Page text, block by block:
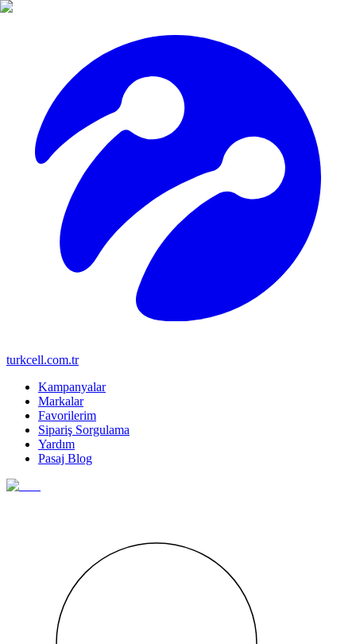
turkcell.com.tr
Kampanyalar
Markalar
Favorilerim
Sipariş Sorgulama
Yardım
Pasaj Blog